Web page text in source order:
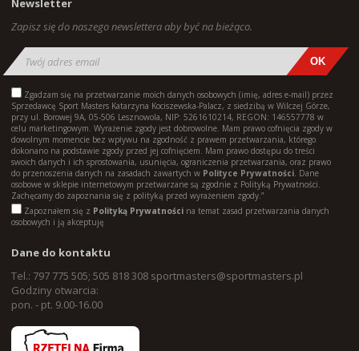
Newsletter
Zapisz się do naszego newslettera aby być na bieżąco.
Zgadzam się na przetwarzanie moich danych osobowych (imię, adres e-mail) przez
Sprzedawcę Sport Masters Katarzyna Kociszewska-Palacz, z siedzibą w Wilczej Górze,
przy ul. Borowej 9A, 05-506 Lesznowola, NIP: 5261610214, REGON: 146557778 w
celu marketingowym. Wyrażenie zgody jest dobrowolne. Mam prawo cofnięcia zgody w
dowolnym momencie bez wpływu na zgodność z prawem przetwarzania, którego
dokonano na podstawie zgody przed jej cofnięciem. Mam prawo dostępu do treści
swoich danych i ich sprostowania, usunięcia, ograniczenia przetwarzania, oraz prawo
do przenoszenia danych na zasadach zawartych w Polityce Prywatności. Dane
osobowe w sklepie internetowym przetwarzane są zgodnie z Polityką Prywatności.
Zachęcamy do zapoznania się z polityką przed wyrażeniem zgody.”
Zapoznałem się z Polityką Prywatności na temat zasad przetwarzania danych
osobowych i ją akceptuję
Dane do kontaktu
Tel.: 797 775 505; 505 818 308 sportmasters@sportmasters.pl
Godziny otwarcia:
pon. - pt. 9.00-16.00